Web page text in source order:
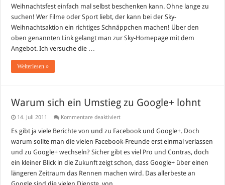
Weihnachtsfest einfach mal selbst beschenken kann. Ohne lange zu
suchen! Wer Filme oder Sport liebt, der kann bei der Sky-
Weihnachtsaktion ein richtiges Schnäppchen machen! Über den
oben genannten Link gelangt man zur Sky-Homepage mit dem
Angebot. Ich versuche die …
Weiterlesen »
Warum sich ein Umstieg zu Google+ lohnt
14. Juli 2011 Kommentare deaktiviertfür
sich
Umstieg
zu
Google+
lohnt
Es gibt ja viele Berichte von und zu Facebook und Google+. Doch
warum sollte man die vielen Facebook-Freunde erst einmal verlassen
und zu Google+ wechseln? Sicher gibt es viel Pro und Contras, doch
ein kleiner Blick in die Zukunft zeigt schon, dass Google+ über einen
längeren Zeitraum das Rennen machen wird. Das allerbeste an